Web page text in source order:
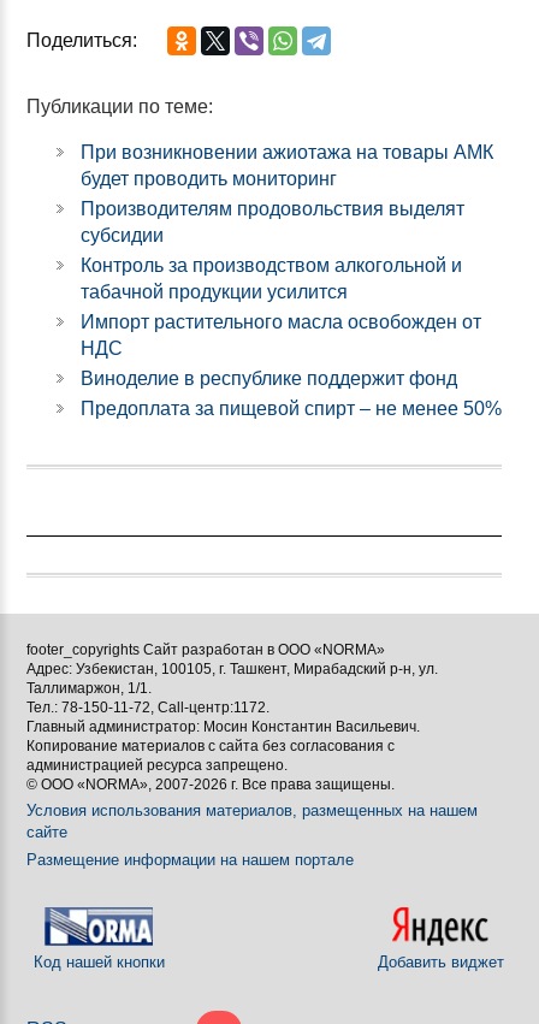
Поделиться:
Публикации по теме:
При возникновении ажиотажа на товары АМК
будет проводить мониторинг
Производителям продовольствия выделят
субсидии
Контроль за производством алкогольной и
табачной продукции усилится
Импорт растительного масла освобожден от
НДС
Виноделие в республике поддержит фонд
Предоплата за пищевой спирт – не менее 50%
footer_copyrights Сайт разработан в ООО «NORMA»
Адрес: Узбекистан, 100105, г. Ташкент, Мирабадский р-н, ул.
Таллимаржон, 1/1.
Тел.: 78-150-11-72, Call-центр:1172.
Главный администратор: Мосин Константин Васильевич.
Копирование материалов с сайта без согласования с
администрацией ресурса запрещено.
© ООО «NORMA», 2007-2026 г. Все права защищены.
Условия использования материалов, размещенных на нашем
сайте
Размещение информации на нашем портале
Код нашей кнопки Добавить виджет